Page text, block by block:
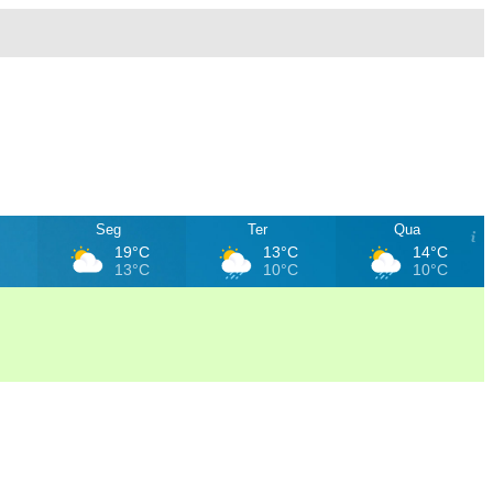
Seg
19°C
13°C
Ter
13°C
10°C
Qua
14°C
10°C